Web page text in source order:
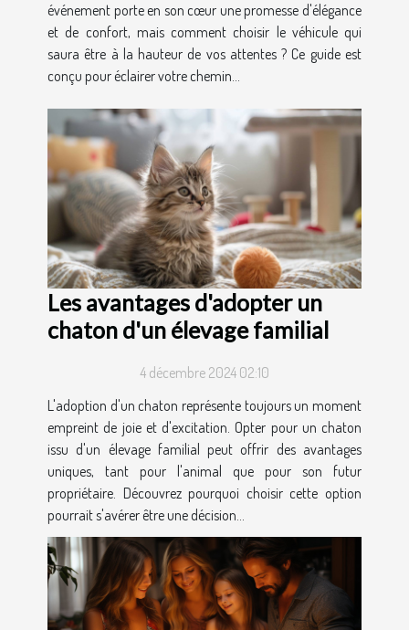
événement porte en son cœur une promesse d'élégance
et de confort, mais comment choisir le véhicule qui
saura être à la hauteur de vos attentes ? Ce guide est
conçu pour éclairer votre chemin...
Les avantages d'adopter un
chaton d'un élevage familial
4 décembre 2024 02:10
L'adoption d'un chaton représente toujours un moment
empreint de joie et d'excitation. Opter pour un chaton
issu d'un élevage familial peut offrir des avantages
uniques, tant pour l'animal que pour son futur
propriétaire. Découvrez pourquoi choisir cette option
pourrait s'avérer être une décision...